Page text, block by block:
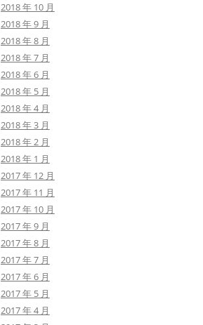
2018 年 10 月
2018 年 9 月
2018 年 8 月
2018 年 7 月
2018 年 6 月
2018 年 5 月
2018 年 4 月
2018 年 3 月
2018 年 2 月
2018 年 1 月
2017 年 12 月
2017 年 11 月
2017 年 10 月
2017 年 9 月
2017 年 8 月
2017 年 7 月
2017 年 6 月
2017 年 5 月
2017 年 4 月